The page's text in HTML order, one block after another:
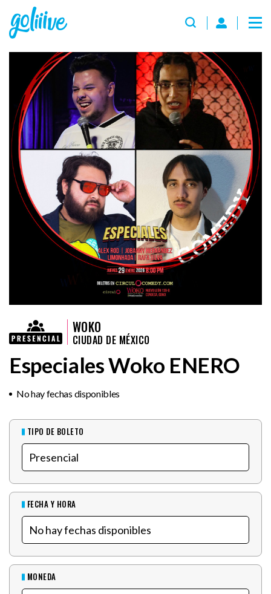
WOKO
CIUDAD DE MÉXICO
Especiales Woko ENERO
No hay fechas disponibles
TIPO DE BOLETO
FECHA Y HORA
MONEDA